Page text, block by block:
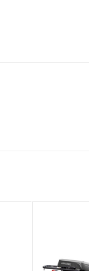
просто
двигун
є у всіх